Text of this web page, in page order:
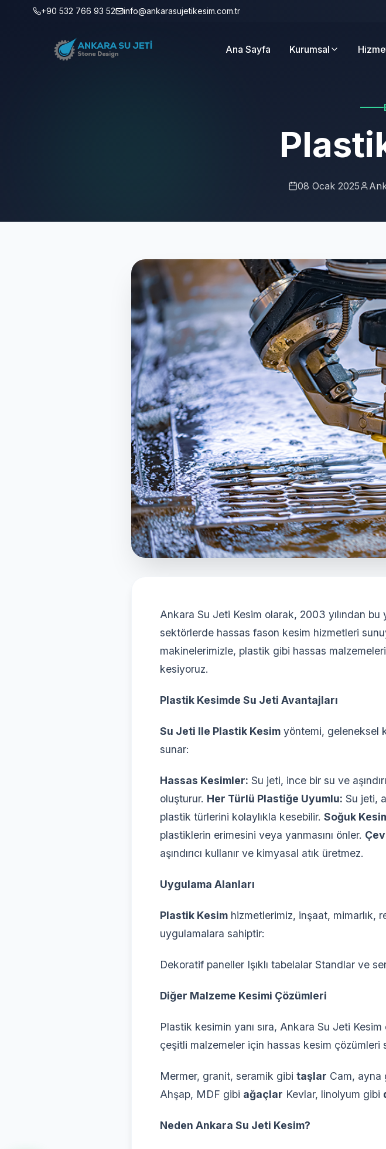
+90 532 766 93 52 info@ankarasujetikesim.com.tr
Ana Sayfa Kurumsal
08 Ocak 2025
Ankara Su Jeti Kesim olarak, 2003 yılından bu
sektörlerde hassas fason kesim hizmetleri
makinelerimizle, plastik gibi hassas
kesiyoruz.
Plastik Kesimde Su Jeti Avantajları
Su Jeti Ile Plastik Kesim yöntemi, geleneksel
sunar:
Hassas Kesimler: Su jeti, ince bir su ve
oluşturur. Her Türlü Plastiğe Uyumlu: Su jeti,
plastik türlerini kolaylıkla kesebilir. Soğuk
plastiklerin erimesini veya yanmasını önler.
aşındırıcı kullanır ve kimyasal atık üretmez.
Uygulama Alanları
Plastik Kesim hizmetlerimiz, inşaat, mimarlık,
uygulamalara sahiptir:
Dekoratif paneller Işıklı tabelalar Standlar ve
Diğer Malzeme Kesimi Çözümleri
Plastik kesimin yanı sıra, Ankara Su Jeti
çeşitli malzemeler için hassas kesim çözümleri
Mermer, granit, seramik gibi taşlar Cam, ayna
Ahşap, MDF gibi ağaçlar Kevlar, linolyum gibi
Neden Ankara Su Jeti Kesim?